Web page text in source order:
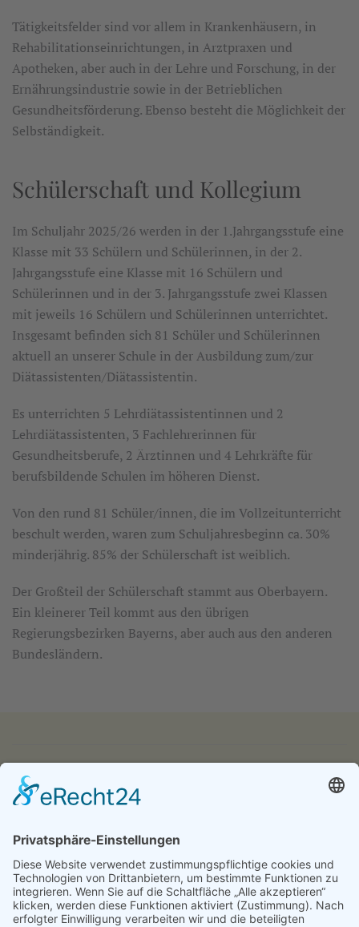
Tätigkeitsfelder sind vor allem in Krankenhäusern, in
Rehabilitationseinrichtungen, in Arztpraxen und
Apotheken, aber auch in der Lehre und Forschung, in der
Ernährungsindustrie sowie in der Betrieblichen
Gesundheitsförderung. Ebenso besteht die Möglichkeit der
Selbständigkeit.
Schülerschaft und Kollegium
Im Schuljahr 2025/26 werden in der 1.Jahrgangsstufe eine
Klasse mit 33 Schülern und Schülerinnen, in der 2.
Jahrgangsstufe eine Klasse mit 16 Schülern und
Schülerinnen und in der 3. Jahrgangsstufe zwei Klassen
mit jeweils 16 Schülern und Schülerinnen unterrichtet.
Insgesamt befinden sich 81 Schüler und Schülerinnen
aktuell an unserer Schule in der Ausbildung zum/zur
Diätassistenten/Diätassistentin.
Es unterrichten 5 Lehrdiätassistentinnen und 2
Lehrdiätassistenten, 3 Fachlehrerinnen für
Gesundheitsberufe, 2 Ärztinnen und 4 Lehrkräfte für
berufsbildende Schulen im höheren Dienst.
Von den rund 81 Schüler/innen, die im Vollzeitunterricht
beschult werden, waren zum Schuljahresbeginn ca. 30%
minderjährig. 85% der Schülerschaft ist weiblich.
Der Großteil der Schülerschaft stammt aus Oberbayern.
Ein kleinerer Teil kommt aus den übrigen
Regierungsbezirken Bayerns, aber auch aus den anderen
Bundesländern.
IMPRESSUM
KONTAKT & ANFAHRT
© 2024 - Alice Bendix - Berufliches Schulzentrum der
Stadt München